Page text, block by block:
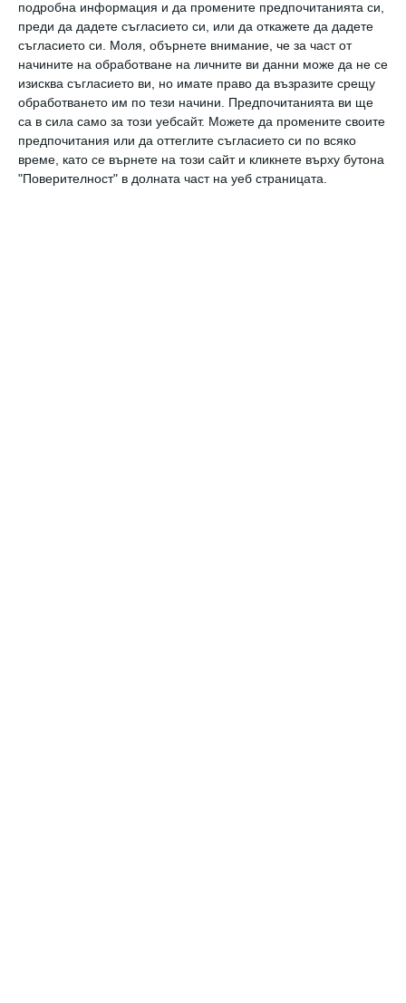
подробна информация и да промените предпочитанията си,
преди да дадете съгласието си, или да откажете да дадете
съгласието си. Моля, обърнете внимание, че за част от
начините на обработване на личните ви данни може да не се
изисква съгласието ви, но имате право да възразите срещу
обработването им по тези начини. Предпочитанията ви ще
са в сила само за този уебсайт. Можете да промените своите
предпочитания или да оттеглите съгласието си по всяко
време, като се върнете на този сайт и кликнете върху бутона
"Поверителност" в долната част на уеб страницата.
помисли, че прави нещо не така, както те
искат, да започне да се самообвинява. Освен
това създавате опасна почва за
манипулативно поведение – а пък мама не ми
забранява това, тя е по-добра...